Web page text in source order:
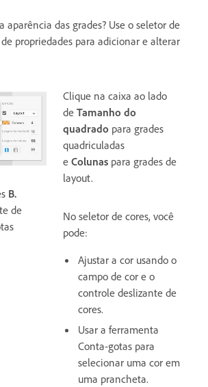
aparência das grades? Use o seletor de
propriedades para adicionar e alterar
B.
de
Clique na caixa ao lado
de Tamanho do
quadrado para grades
quadriculadas
e Colunas para grades de
layout.
No seletor de cores, você
pode:
Ajustar a cor usando o
campo de cor e o
controle deslizante de
cores.
Usar a ferramenta
Conta-gotas para
selecionar uma cor em
uma prancheta.